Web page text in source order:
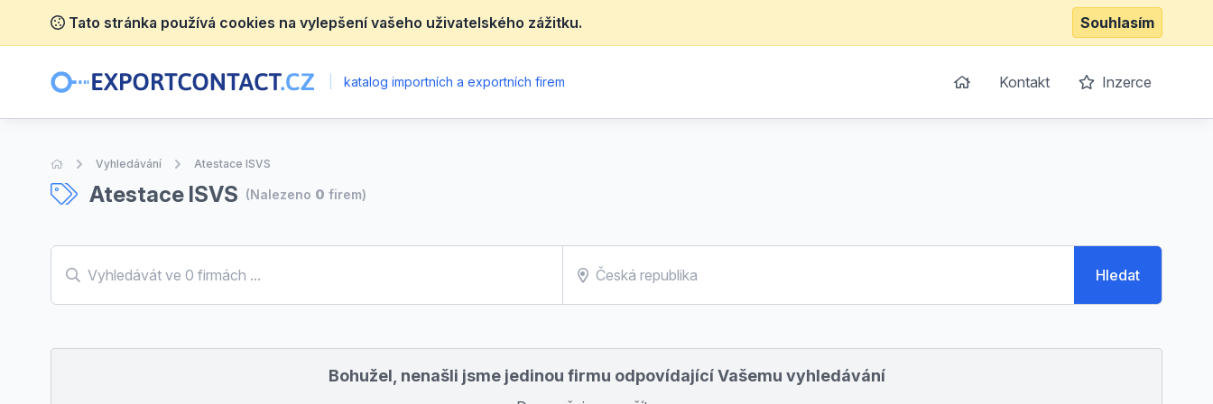
Tato stránka používá cookies na vylepšení vašeho uživatelského zážitku. Souhlasím
katalog importních a exportních firem Kontakt Inzerce
Úvodní stránka
Vyhledávání Atestace ISVS
Atestace ISVS (Nalezeno 0 firem)
Hledat
Bohužel, nenašli jsme jedinou firmu odpovídající Vašemu vyhledávání